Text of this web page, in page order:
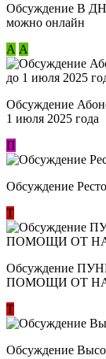
Обсуждение В
можно онлайн
А А
Обсуждение
1 июля 2025 года
П
Обсуждение
Т
Обсуждение
ПОМОЩИ ОТ
Т
Обсуждение